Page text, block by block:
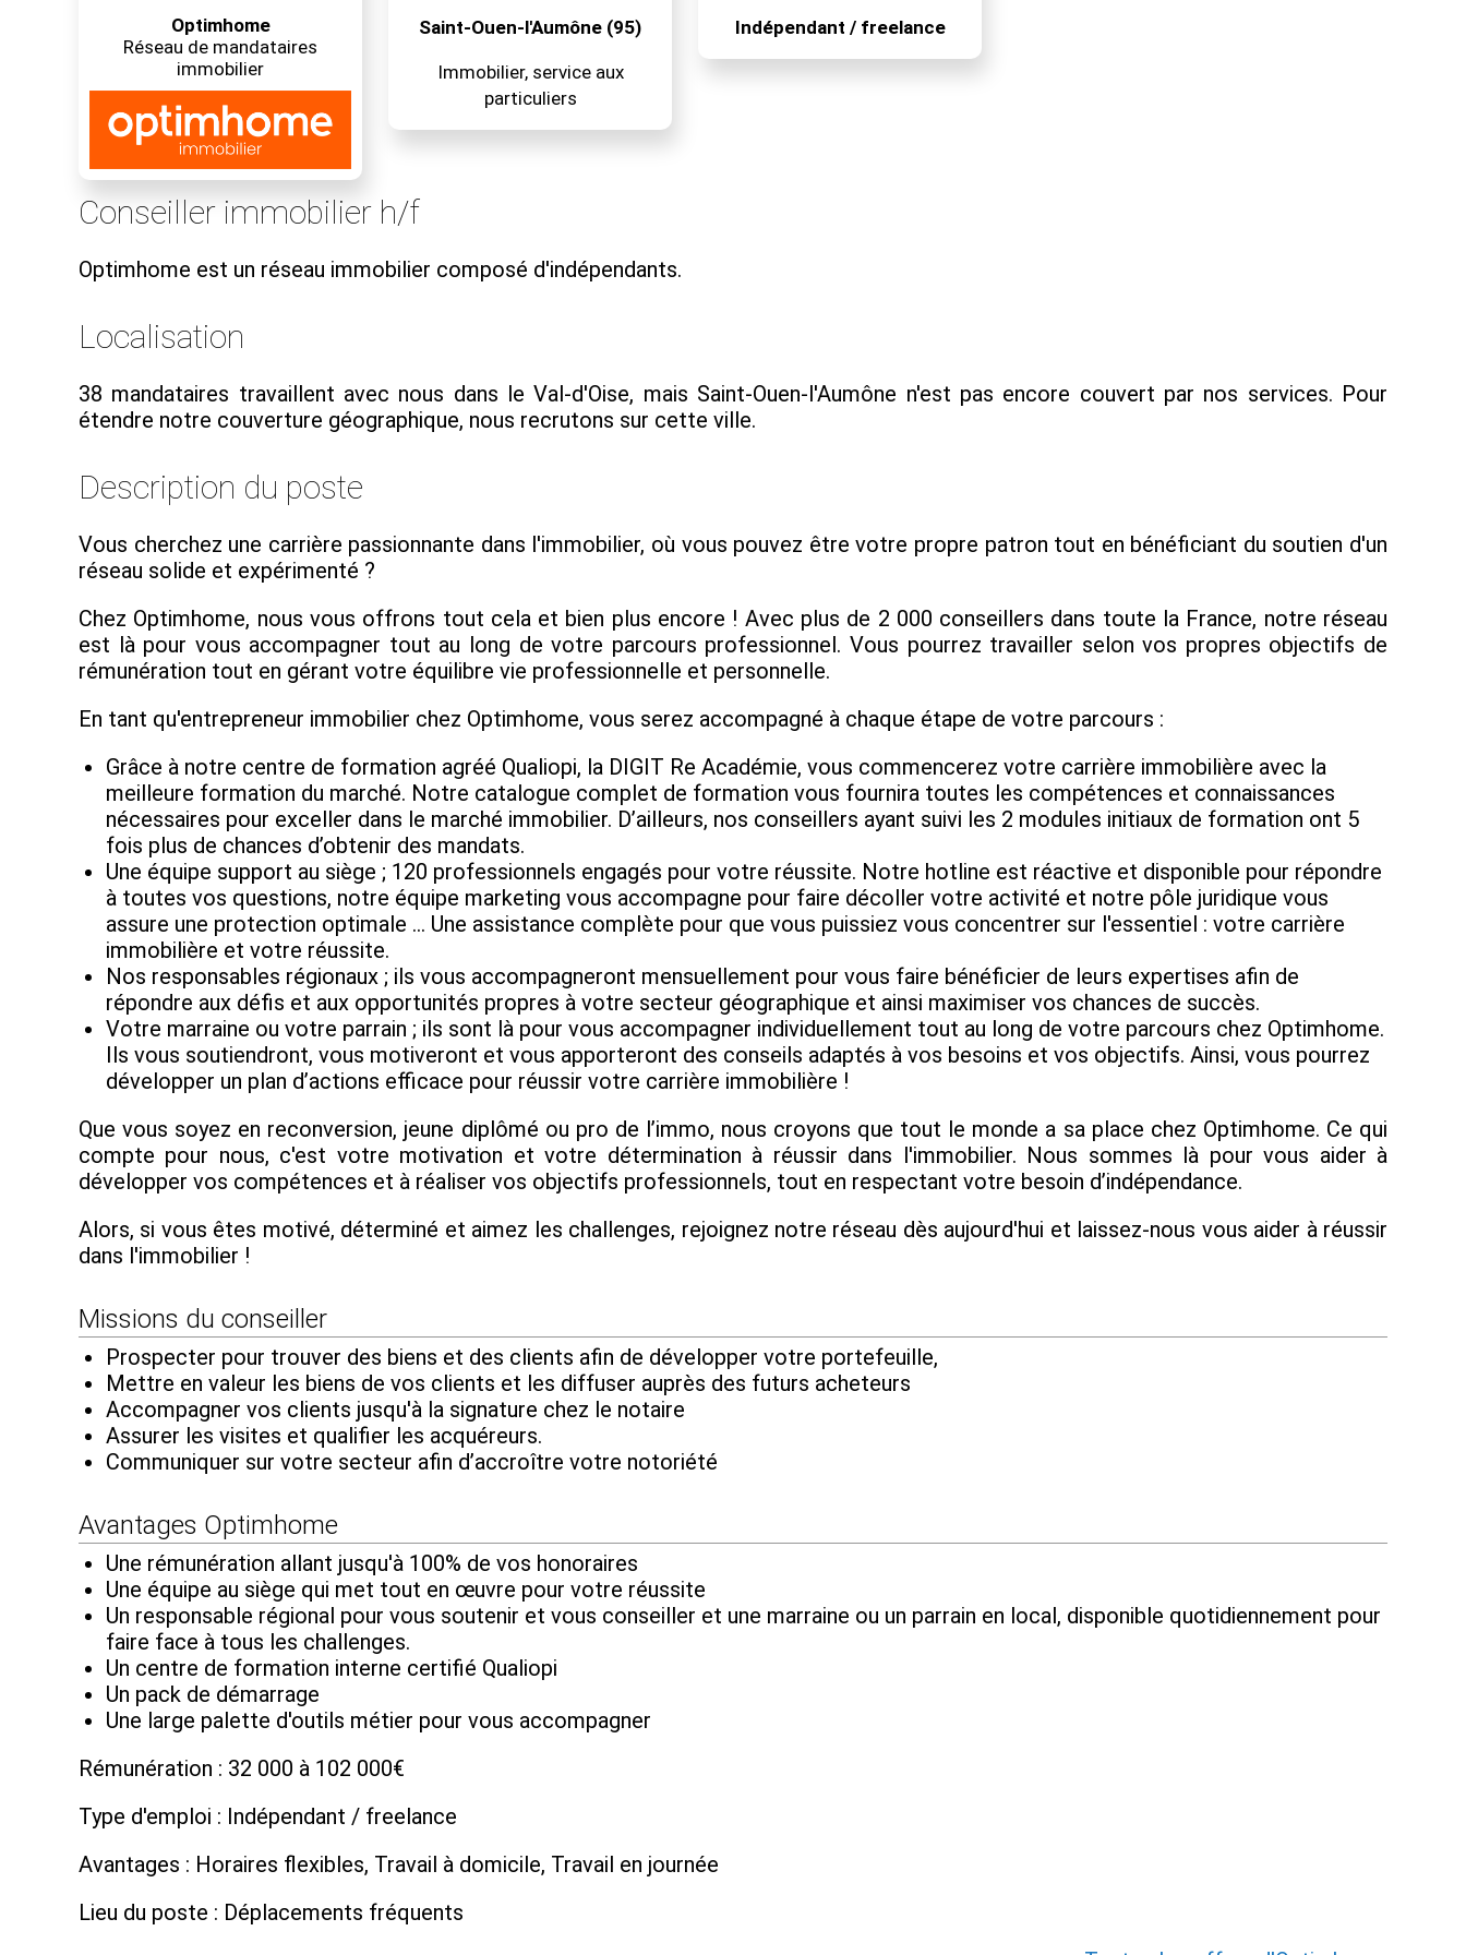
Optimhome
Réseau de mandataires
immobilier
Saint-Ouen-l'Aumône (95)
Immobilier, service aux
particuliers
Indépendant / freelance
Conseiller immobilier h/f
Optimhome est un réseau immobilier composé d'indépendants.
Localisation
38 mandataires travaillent avec nous dans le Val-d'Oise, mais Saint-Ouen-l'Aumône n'est pas encore couvert par nos services. Pour
étendre notre couverture géographique, nous recrutons sur cette ville.
Description du poste
Vous cherchez une carrière passionnante dans l'immobilier, où vous pouvez être votre propre patron tout en bénéficiant du soutien d'un
réseau solide et expérimenté ?
Chez Optimhome, nous vous offrons tout cela et bien plus encore ! Avec plus de 2 000 conseillers dans toute la France, notre réseau
est là pour vous accompagner tout au long de votre parcours professionnel. Vous pourrez travailler selon vos propres objectifs de
rémunération tout en gérant votre équilibre vie professionnelle et personnelle.
En tant qu'entrepreneur immobilier chez Optimhome, vous serez accompagné à chaque étape de votre parcours :
Grâce à notre centre de formation agréé Qualiopi, la DIGIT Re Académie, vous commencerez votre carrière immobilière avec la
meilleure formation du marché. Notre catalogue complet de formation vous fournira toutes les compétences et connaissances
nécessaires pour exceller dans le marché immobilier. D’ailleurs, nos conseillers ayant suivi les 2 modules initiaux de formation ont 5
fois plus de chances d’obtenir des mandats.
Une équipe support au siège ; 120 professionnels engagés pour votre réussite. Notre hotline est réactive et disponible pour répondre
à toutes vos questions, notre équipe marketing vous accompagne pour faire décoller votre activité et notre pôle juridique vous
assure une protection optimale … Une assistance complète pour que vous puissiez vous concentrer sur l'essentiel : votre carrière
immobilière et votre réussite.
Nos responsables régionaux ; ils vous accompagneront mensuellement pour vous faire bénéficier de leurs expertises afin de
répondre aux défis et aux opportunités propres à votre secteur géographique et ainsi maximiser vos chances de succès.
Votre marraine ou votre parrain ; ils sont là pour vous accompagner individuellement tout au long de votre parcours chez Optimhome.
Ils vous soutiendront, vous motiveront et vous apporteront des conseils adaptés à vos besoins et vos objectifs. Ainsi, vous pourrez
développer un plan d’actions efficace pour réussir votre carrière immobilière !
Que vous soyez en reconversion, jeune diplômé ou pro de l’immo, nous croyons que tout le monde a sa place chez Optimhome. Ce qui
compte pour nous, c'est votre motivation et votre détermination à réussir dans l'immobilier. Nous sommes là pour vous aider à
développer vos compétences et à réaliser vos objectifs professionnels, tout en respectant votre besoin d’indépendance.
Alors, si vous êtes motivé, déterminé et aimez les challenges, rejoignez notre réseau dès aujourd'hui et laissez-nous vous aider à réussir
dans l'immobilier !
Missions du conseiller
Prospecter pour trouver des biens et des clients afin de développer votre portefeuille,
Mettre en valeur les biens de vos clients et les diffuser auprès des futurs acheteurs
Accompagner vos clients jusqu'à la signature chez le notaire
Assurer les visites et qualifier les acquéreurs.
Communiquer sur votre secteur afin d’accroître votre notoriété
Avantages Optimhome
Une rémunération allant jusqu'à 100% de vos honoraires
Une équipe au siège qui met tout en œuvre pour votre réussite
Un responsable régional pour vous soutenir et vous conseiller et une marraine ou un parrain en local, disponible quotidiennement pour
faire face à tous les challenges.
Un centre de formation interne certifié Qualiopi
Un pack de démarrage
Une large palette d'outils métier pour vous accompagner
Rémunération : 32 000 à 102 000€
Type d'emploi : Indépendant / freelance
Avantages : Horaires flexibles, Travail à domicile, Travail en journée
Lieu du poste : Déplacements fréquents